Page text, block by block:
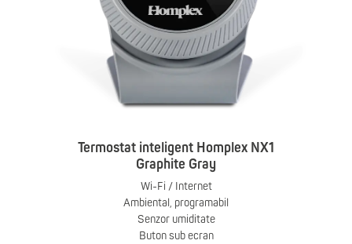
Termostat inteligent Homplex NX1
Graphite Gray
Wi-Fi / Internet
Ambiental, programabil
Senzor umiditate
Buton sub ecran